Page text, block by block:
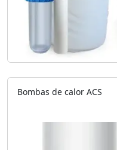
Bombas de calor ACS